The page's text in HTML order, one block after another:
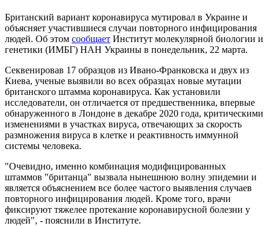
Британский вариант коронавируса мутировал в Украине и
объясняет участившиеся случаи повторного инфицирования
людей. Об этом сообщает Институт молекулярной биологии и
генетики (ИМБГ) НАН Украины в понедельник, 22 марта.
Секвенировав 17 образцов из Ивано-Франковска и двух из
Киева, ученые выявили во всех образцах новые мутации
британского штамма коронавируса. Как установили
исследователи, он отличается от предшественника, впервые
обнаруженного в Лондоне в декабре 2020 года, критическими
изменениями в участках вируса, отвечающих за скорость
размножения вируса в клетке и реактивность иммунной
системы человека.
"Очевидно, именно комбинация модифицированных
штаммов "британца" вызвала нынешнюю волну эпидемии и
является объяснением все более частого выявления случаев
повторного инфицирования людей. Кроме того, врачи
фиксируют тяжелее протекание коронавирусной болезни у
людей", - пояснили в Институте.